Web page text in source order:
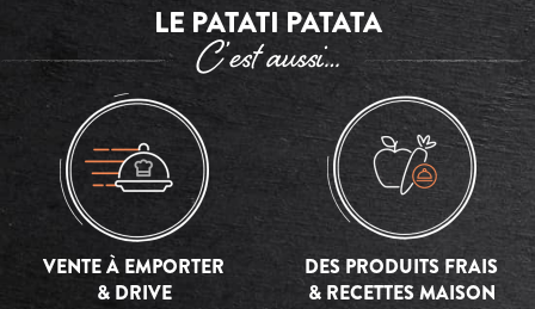
LE PATATI PATATA
C’est aussi…
VENTE À EMPORTER
& DRIVE
DES PRODUITS FRAIS
& RECETTES MAISON